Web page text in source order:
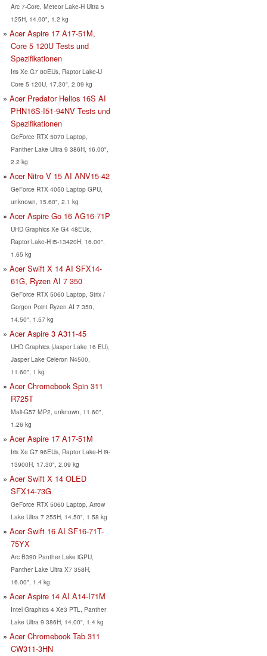
Arc 7-Core, Meteor Lake-H Ultra 5
125H, 14.00", 1.2 kg
Acer Aspire 17 A17-51M,
Core 5 120U Tests und
Spezifikationen
Iris Xe G7 80EUs, Raptor Lake-U
Core 5 120U, 17.30", 2.09 kg
Acer Predator Helios 16S AI
PHN16S-I51-94NV Tests und
Spezifikationen
GeForce RTX 5070 Laptop,
Panther Lake Ultra 9 386H, 16.00",
2.2 kg
Acer Nitro V 15 AI ANV15-42
GeForce RTX 4050 Laptop GPU,
unknown, 15.60", 2.1 kg
Acer Aspire Go 16 AG16-71P
UHD Graphics Xe G4 48EUs,
Raptor Lake-H i5-13420H, 16.00",
1.65 kg
Acer Swift X 14 AI SFX14-
61G, Ryzen AI 7 350
GeForce RTX 5060 Laptop, Strix /
Gorgon Point Ryzen AI 7 350,
14.50", 1.57 kg
Acer Aspire 3 A311-45
UHD Graphics (Jasper Lake 16 EU),
Jasper Lake Celeron N4500,
11.60", 1 kg
Acer Chromebook Spin 311
R725T
Mali-G57 MP2, unknown, 11.60",
1.26 kg
Acer Aspire 17 A17-51M
Iris Xe G7 96EUs, Raptor Lake-H i9-
13900H, 17.30", 2.09 kg
Acer Swift X 14 OLED
SFX14-73G
GeForce RTX 5060 Laptop, Arrow
Lake Ultra 7 255H, 14.50", 1.58 kg
Acer Swift 16 AI SF16-71T-
75YX
Arc B390 Panther Lake iGPU,
Panther Lake Ultra X7 358H,
16.00", 1.4 kg
Acer Aspire 14 AI A14-I71M
Intel Graphics 4 Xe3 PTL, Panther
Lake Ultra 9 386H, 14.00", 1.4 kg
Acer Chromebook Tab 311
CW311-3HN